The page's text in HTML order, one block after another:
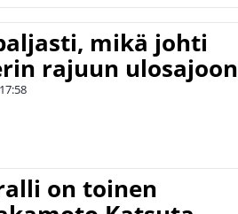
mikä johti
rajuun ulosajoon
17:58
on toinen